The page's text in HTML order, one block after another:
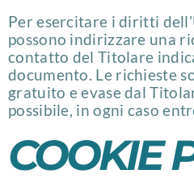
Per esercitare i diritti
possono indirizzare una
contatto del Titolare
documento. Le richieste
gratuito e evase dal
possibile, in ogni caso
COOKIE